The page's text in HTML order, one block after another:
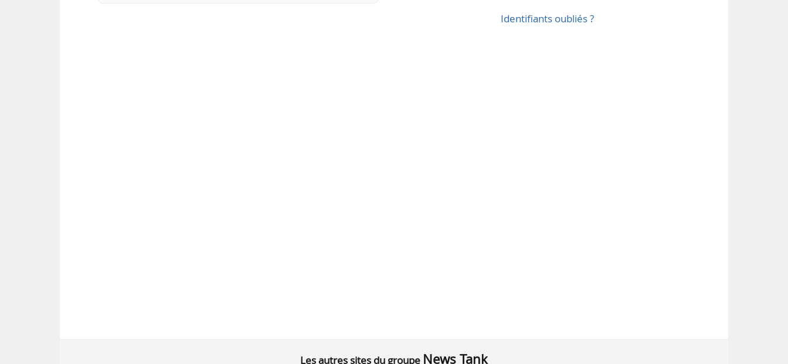
Identifiants oubliés ?
Les autres sites du groupe News Tank